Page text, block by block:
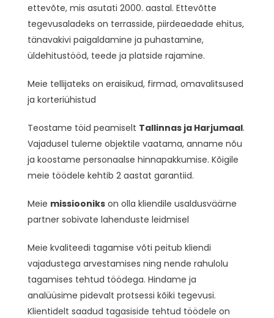
ettevõte, mis asutati 2000. aastal. Ettevõtte
tegevusaladeks on terrasside, piirdeaedade ehitus,
tänavakivi paigaldamine ja puhastamine,
üldehitustööd, teede ja platside rajamine.
Meie tellijateks on eraisikud, firmad, omavalitsused
ja korteriühistud
Teostame töid peamiselt Tallinnas ja Harjumaal.
Vajadusel tuleme objektile vaatama, anname nõu
ja koostame personaalse hinnapakkumise. Kõigile
meie töödele kehtib 2 aastat garantiid.
Meie missiooniks on olla kliendile usaldusväärne
partner sobivate lahenduste leidmisel
Meie kvaliteedi tagamise võti peitub kliendi
vajadustega arvestamises ning nende rahulolu
tagamises tehtud töödega. Hindame ja
analüüsime pidevalt protsessi kõiki tegevusi.
Klientidelt saadud tagasiside tehtud töödele on